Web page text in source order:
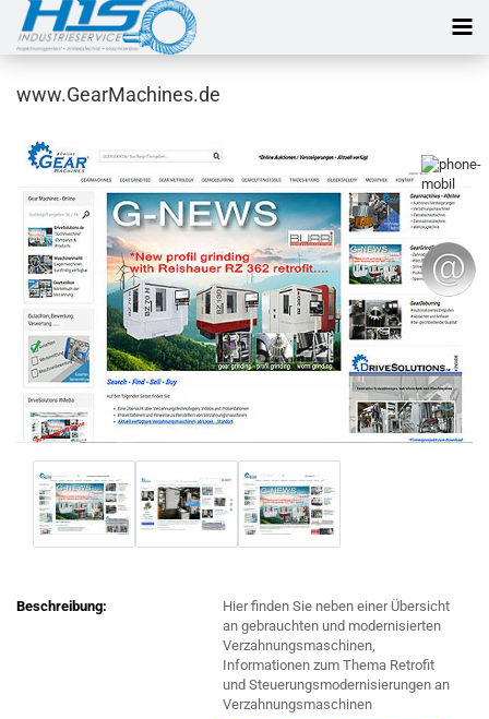
www.GearMachines.de
Beschreibung:
Hier finden Sie neben einer Übersicht
an gebrauchten und modernisierten
Verzahnungsmaschinen,
Informationen zum Thema Retrofit
und Steuerungsmodernisierungen an
Verzahnungsmaschinen